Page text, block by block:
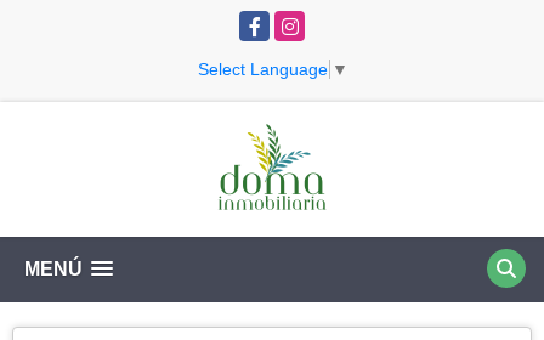
FacebookInstagram
Select Language ▼
MENÚ